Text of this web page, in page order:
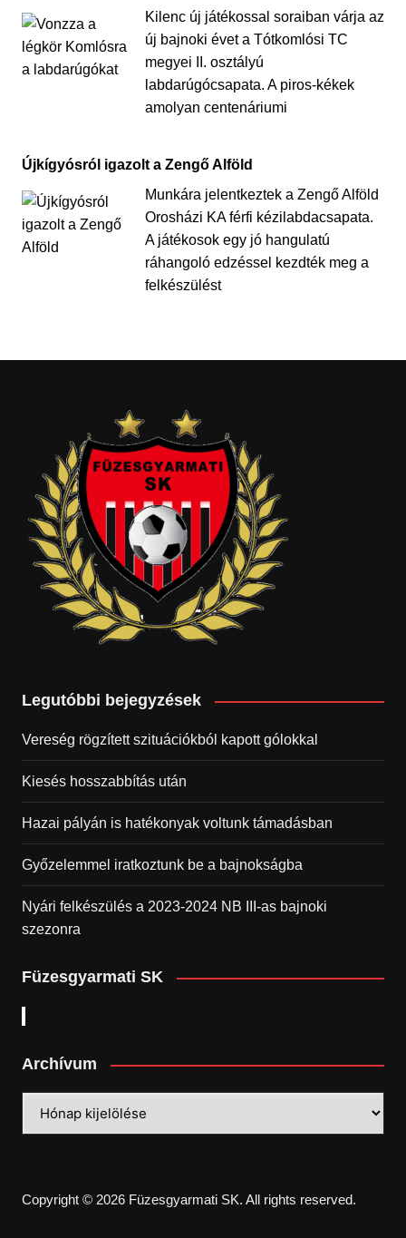
Kilenc új játékossal soraiban várja az
új bajnoki évet a Tótkomlósi TC
megyei II. osztályú
labdarúgócsapata. A piros-kékek
amolyan centenáriumi
Újkígyósról igazolt a Zengő Alföld
Munkára jelentkeztek a Zengő Alföld
Orosházi KA férfi kézilabdacsapata.
A játékosok egy jó hangulatú
ráhangoló edzéssel kezdték meg a
felkészülést
Legutóbbi bejegyzések
Vereség rögzített szituációkból kapott gólokkal
Kiesés hosszabbítás után
Hazai pályán is hatékonyak voltunk támadásban
Győzelemmel iratkoztunk be a bajnokságba
Nyári felkészülés a 2023-2024 NB III-as bajnoki
szezonra
Füzesgyarmati SK
Archívum
Copyright © 2026 Füzesgyarmati SK. All rights reserved.